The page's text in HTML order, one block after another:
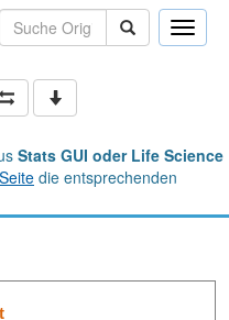
Toggle
Stats GUI oder Life Science
die entsprechenden